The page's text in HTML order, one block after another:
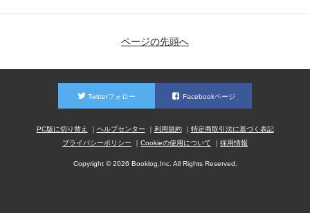
ページの先頭へ
Twitterフォロー Facebookページ
PC版に切り替え ヘルプセンター 利用規約
特定商取引法に基づく表記
プライバシーポリシー
Cookieの使用について 採用情報
Copyright © 2026 Booklog,Inc. All Rights Reserved.